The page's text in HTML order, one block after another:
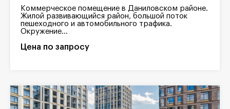
Коммерческое помещение в Даниловском районе.
Жилой развивающийся район, большой поток
пешеходного и автомобильного трафика.
Окружение...
Цена по запросу